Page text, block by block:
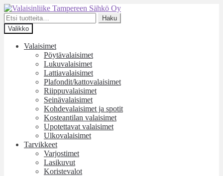
Siirry
navigointiin
Siirry
sisältöön
Etsi:
Haku
Valikko
Valaisimet
Pöytävalaisimet
Lukuvalaisimet
Lattiavalaisimet
Plafondit/kattovalaisimet
Riippuvalaisimet
Seinävalaisimet
Kohdevalaisimet ja spotit
Kosteantilan valaisimet
Upotettavat valaisimet
Ulkovalaisimet
Tarvikkeet
Varjostimet
Lasikuvut
Koristevalot